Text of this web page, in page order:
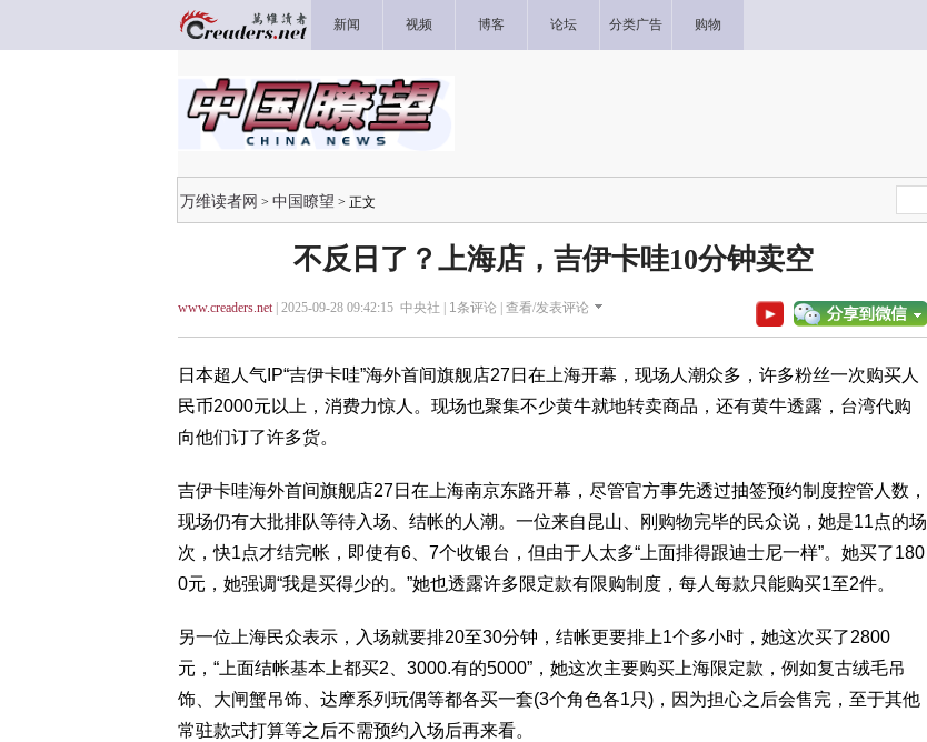
新闻 视频 博客 论坛 分类广告 购物
万维读者网 > 中国瞭望 > 正文
不反日了？上海店，吉伊卡哇10分钟卖空
www.creaders.net| 2025-09-28 09:42:15 中央社 | 1条评论 | 查看/发表评论
日本超人气IP“吉伊卡哇”海外首间旗舰店27日在上海开幕，现场人潮众多，许多粉丝一次购买人
民币2000元以上，消费力惊人。现场也聚集不少黄牛就地转卖商品，还有黄牛透露，台湾代购
向他们订了许多货。
吉伊卡哇海外首间旗舰店27日在上海南京东路开幕，尽管官方事先透过抽签预约制度控管人数，
现场仍有大批排队等待入场、结帐的人潮。一位来自昆山、刚购物完毕的民众说，她是11点的场
次，快1点才结完帐，即使有6、7个收银台，但由于人太多“上面排得跟迪士尼一样”。她买了180
0元，她强调“我是买得少的。”她也透露许多限定款有限购制度，每人每款只能购买1至2件。
另一位上海民众表示，入场就要排20至30分钟，结帐更要排上1个多小时，她这次买了2800
元，“上面结帐基本上都买2、3000.有的5000”，她这次主要购买上海限定款，例如复古绒毛吊
饰、大闸蟹吊饰、达摩系列玩偶等都各买一套(3个角色各1只)，因为担心之后会售完，至于其他
常驻款式打算等之后不需预约入场后再来看。